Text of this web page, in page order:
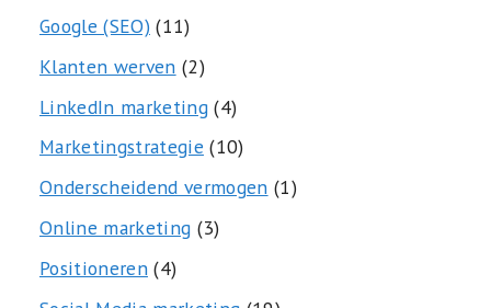
Google (SEO)(11)
Klanten werven (2)
LinkedIn marketing(4)
Marketingstrategie (10)
Onderscheidend vermogen (1)
Online marketing (3)
Positioneren(4)